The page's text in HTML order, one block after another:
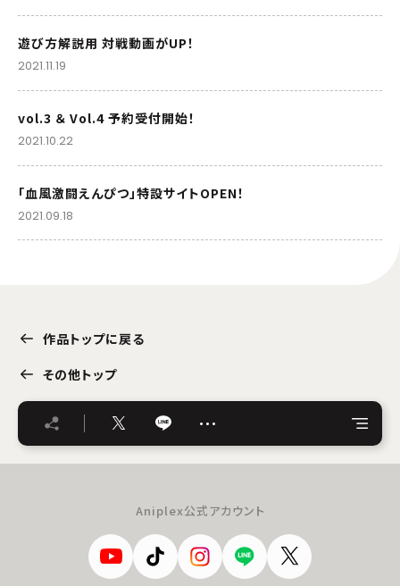
遊び方解説用 対戦動画がUP！
2021.11.19
vol.3 ＆ Vol.4 予約受付開始！
2021.10.22
「血風激闘えんぴつ」特設サイトOPEN！
2021.09.18
作品トップに戻る
その他トップ
…
Aniplex公式アカウント